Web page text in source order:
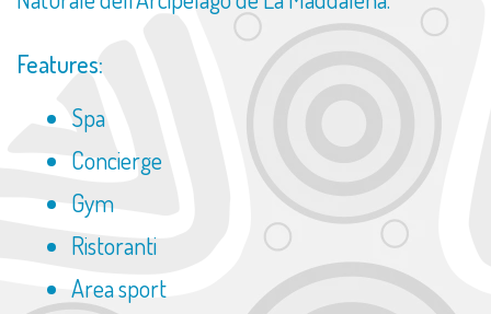
Features:
Spa
Concierge
Gym
Ristoranti
Area sport